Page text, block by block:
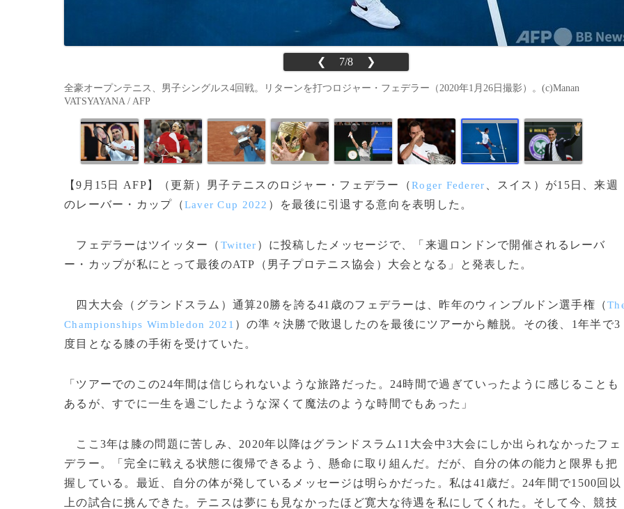
❮ 7/8 ❯
全豪オープンテニス、男子シングルス4回戦。リターンを打つロジャー・フェデラー（2020年1月26日撮影）。(c)Manan
VATSYAYANA / AFP
【9月15日 AFP】（更新）男子テニスのロジャー・フェデラー（Roger Federer
、スイス）が15日、来週
のレーバー・カップ（Laver Cup 2022 ）を最後に引退する意向を表明した。
フェデラーはツイッター（ Twitter ）に投稿したメッセージで、「来週ロンドンで開催されるレーバ
ー・カップが私にとって最後のATP（男子プロテニス協会）大会となる」と発表した。
四大大会（グランドスラム）通算20勝を誇る41歳のフェデラーは、昨年のウィンブルドン選手権（
Championships Wimbledon 2021 ）の準々決勝で敗退したのを最後にツアーから離脱。その後、1年半で3
度目となる膝の手術を受けていた。
「ツアーでのこの24年間は信じられないような旅路だった。24時間で過ぎていったように感じることも
あるが、すでに一生を過ごしたような深くて魔法のような時間でもあった」
ここ3年は膝の問題に苦しみ、2020年以降はグランドスラム11大会中3大会にしか出られなかったフェ
デラー。「完全に戦える状態に復帰できるよう、懸命に取り組んだ。だが、自分の体の能力と限界も把
握している。最近、自分の体が発しているメッセージは明らかだった。私は41歳だ。24年間で1500回以
上の試合に挑んできた。テニスは夢にも見なかったほど寛大な待遇を私にしてくれた。そして今、競技